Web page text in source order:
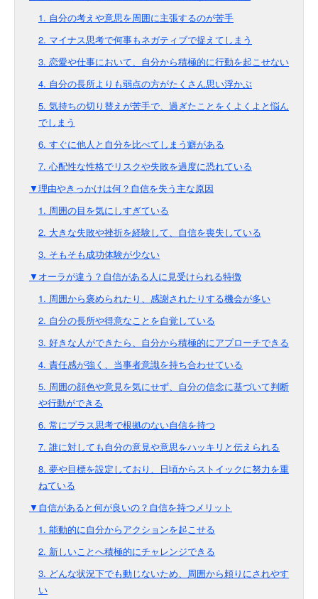
1. 自分の考えや意思を周囲に主張するのが苦手
2. マイナス思考で何事もネガティブで捉えてしまう
3. 恋愛や仕事において、自分から積極的に行動を起こせない
4. 自分の長所よりも弱点の方がたくさん思い浮かぶ
5. 気持ちの切り替えが苦手で、過ぎたことをくよくよと悩ん
でしまう
6. すぐに他人と自分を比べてしまう癖がある
7. 心配性な性格でリスクや失敗を過度に恐れている
▼理由やきっかけは何？自信を失う主な原因
1. 周囲の目を気にしすぎている
2. 大きな失敗や挫折を経験して、自信を喪失している
3. そもそも成功体験が少ない
▼オーラが違う？自信がある人に見受けられる特徴
1. 周囲から褒められたり、感謝されたりする機会が多い
2. 自分の長所や得意なことを自覚している
3. 好きな人ができたら、自分から積極的にアプローチできる
4. 責任感が強く、当事者意識を持ち合わせている
5. 周囲の顔色や意見を気にせず、自分の信念に基づいて判断
や行動ができる
6. 常にプラス思考で根拠のない自信を持つ
7. 誰に対しても自分の意見や意思をハッキリと伝えられる
8. 夢や目標を設定しており、日頃からストイックに努力を重
ねている
▼自信があると何が良いの？自信を持つメリット
1. 能動的に自分からアクションを起こせる
2. 新しいことへ積極的にチャレンジできる
3. どんな状況下でも動じないため、周囲から頼りにされやす
い